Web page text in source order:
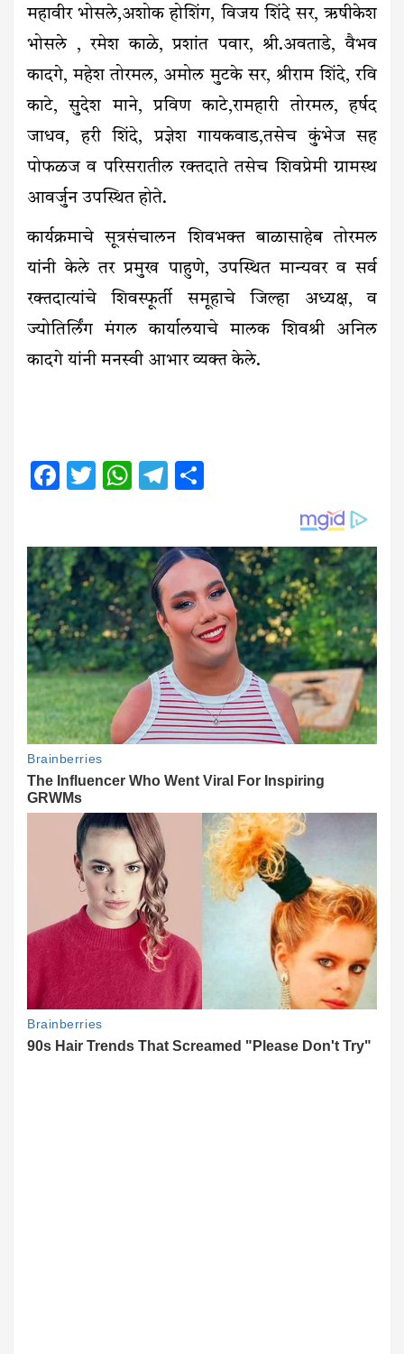
महावीर भोसले,अशोक होशिंग, विजय शिंदे सर, ऋषीकेश
भोसले , रमेश काळे, प्रशांत पवार, श्री.अवताडे, वैभव
कादगे, महेश तोरमल, अमोल मुटके सर, श्रीराम शिंदे, रवि
काटे, सुदेश माने, प्रविण काटे,रामहारी तोरमल, हर्षद
जाधव, हरी शिंदे, प्रज्ञेश गायकवाड,तसेच कुंभेज सह
पोफळज व परिसरातील रक्तदाते तसेच शिवप्रेमी ग्रामस्थ
आवर्जुन उपस्थित होते.
कार्यक्रमाचे सूत्रसंचालन शिवभक्त बाळासाहेब तोरमल
यांनी केले तर प्रमुख पाहुणे, उपस्थित मान्यवर व सर्व
रक्तदात्यांचे शिवस्फूर्ती समूहाचे जिल्हा अध्यक्ष, व
ज्योतिर्लिंग मंगल कार्यालयाचे मालक शिवश्री अनिल
कादगे यांनी मनस्वी आभार व्यक्त केले.
Facebook
Twitter
WhatsApp
Telegram